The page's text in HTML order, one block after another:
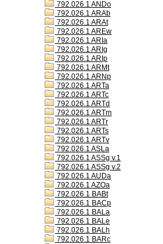
792.026.1 ANDo
792.026.1 ARAb
792.026.1 ARAt
792.026.1 AREw
792.026.1 ARIa
792.026.1 ARIg
792.026.1 ARIp
792.026.1 ARMt
792.026.1 ARNp
792.026.1 ARTa
792.026.1 ARTc
792.026.1 ARTd
792.026.1 ARTm
792.026.1 ARTr
792.026.1 ARTs
792.026.1 ARTv
792.026.1 ASLa
792.026.1 ASSg v.1
792.026.1 ASSg v.2
792.026.1 AUDa
792.026.1 AZOa
792.026.1 BABt
792.026.1 BACp
792.026.1 BALa
792.026.1 BALe
792.026.1 BALh
792.026.1 BARc